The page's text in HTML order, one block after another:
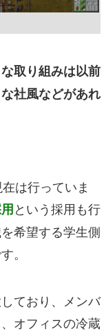
取り組みは以前
社風などがあれ
は行っていま
という採用も行
希望する学生側
。
ており、メンバ
、オフィスの冷蔵